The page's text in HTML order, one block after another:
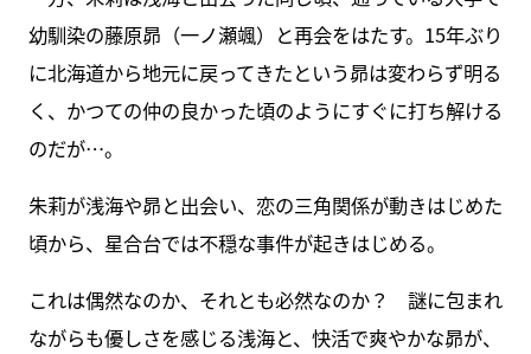
幼馴染の藤原昴（一ノ瀬颯）と再会をはたす。15年ぶり
に北海道から地元に戻ってきたという昴は変わらず明る
く、かつての仲の良かった頃のようにすぐに打ち解ける
のだが…。
朱莉が浅海や昴と出会い、恋の三角関係が動きはじめた
頃から、星合台では不穏な事件が起きはじめる。
これは偶然なのか、それとも必然なのか？ 謎に包まれ
ながらも優しさを感じる浅海と、快活で爽やかな昴が、